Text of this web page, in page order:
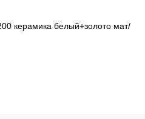
керамика белый+золото мат/